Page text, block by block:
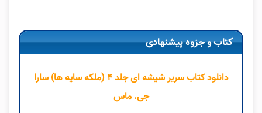
کتاب و جزوه پیشنهادی
دانلود کتاب سریر شیشه ای جلد ۴ (ملکه سایه ها) سارا
جی. ماس